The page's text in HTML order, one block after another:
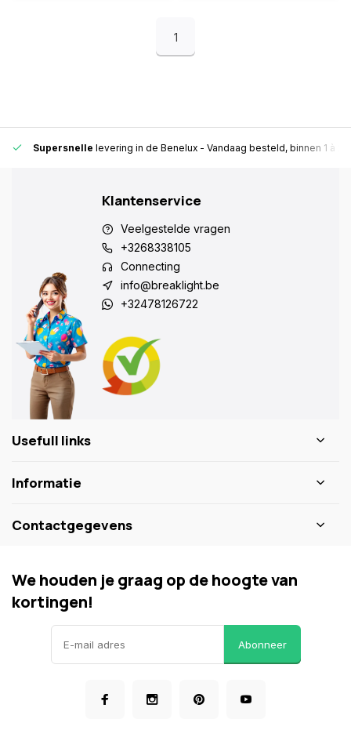
1
Supersnelle levering in de Benelux - Vandaag besteld, binnen 1 à 2
Klantenservice
Veelgestelde vragen
+3268338105
Connecting
info@breaklight.be
+32478126722
Usefull links
Informatie
Contactgegevens
We houden je graag op de hoogte van
kortingen!
Abonneer